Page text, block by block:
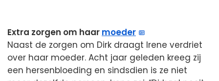
Extra zorgen om haar moeder
Naast de zorgen om Dirk draagt Irene verdriet
over haar moeder. Acht jaar geleden kreeg zij
een hersenbloeding en sindsdien is ze niet